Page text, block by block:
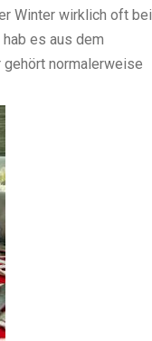
Winter wirklich oft bei
hab es aus dem
gehört normalerweise